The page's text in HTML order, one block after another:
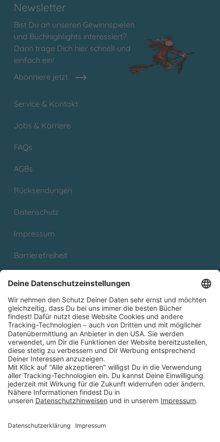
Newsletter
Bist Du an unseren Gewinnspielen
und Buchhighlights interessiert?
Dann trage Dich hier schnell und
einfach ein!
Abonniere jetzt
Service & Kontakt
Jobs & Karriere
FAQs
AGBs
Rücksendungen
Datenschutz
Impressum
Barrierefreiheit
Partnerprogramm (Affiliate)
Folge uns auf
* Versandkostenfrei ab 9,00 € Bestellwert innerhalb
Deutschlands
** Lieferzeit 1-3 Werktage innerhalb Deutschlands
Thienemann-Esslinger Verlag GmbH, Blumenstraße 36, D-70182